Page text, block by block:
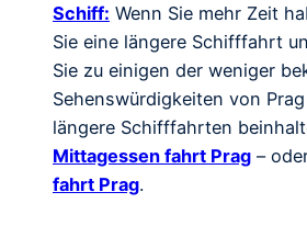
Schiff: Wenn Sie mehr Zeit
Sie eine längere Schifffahrt
Sie zu einigen der weniger
Sehenswürdigkeiten von
längere Schifffahrten
Mittagessen fahrt Prag –
fahrt Prag.